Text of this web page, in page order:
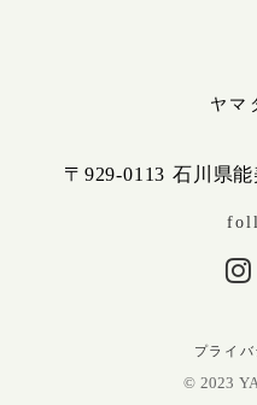
ヤマ
〒929-0113 石川県
プライ
© 2023